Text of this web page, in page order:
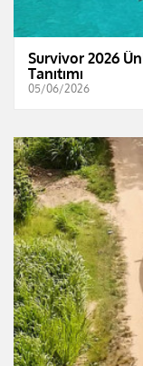
Survivor 2026
Tanıtımı
05/06/2026